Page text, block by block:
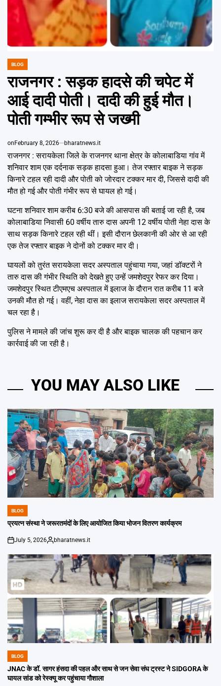
POSTED
BLOG
राजनगर : सड़क हादसे की चपेट में
आई दादी पोती। दादी की हुई मौत।
पोती गम्भीर रूप से जख्मी
on February 8, 2026 bharatnews.it
राजनगर : सरायकेला जिले के राजनगर थाना क्षेत्र के कोलाबाडिया गांव में
शनिवार शाम एक दर्दनाक सड़क हादसा हुआ। तेज रफ्तार बाइक ने सड़क
किनारे टहल रही दादी और पोती को जोरदार टक्कर मार दी, जिससे दादी की
मौत हो गई और पोती गंभीर रूप से घायल हो गई।
घटना शनिवार शाम करीब 6:30 बजे की आसपास की बताई जा रही है, जब
कोलाबाडिया निवासी 60 वर्षीय तारु दास अपनी 12 वर्षीय पोती नेहा दास के
साथ सड़क किनारे टहल रही थीं। इसी दौरान छेलकानी की ओर से आ रही
एक तेज रफ्तार बाइक ने दोनों को टक्कर मार दी।
घायलों को तुरंत सरायकेला सदर अस्पताल पहुंचाया गया, जहां डॉक्टरों ने
तारु दास की गंभीर स्थिति को देखते हुए उन्हें जमशेदपुर रेफर कर दिया।
जमशेदपुर स्थित टीएमएच अस्पताल में इलाज के दौरान रात करीब 11 बजे
उनकी मौत हो गई। वहीं, नेहा दास का इलाज सरायकेला सदर अस्पताल में
चल रहा है।
पुलिस ने मामले की जांच शुरू कर दी है और बाइक चालक की पहचान कर
कार्रवाई की जा रही है।
YOU MAY ALSO LIKE
POSTED
IN
BLOG
प्रयत्न संस्था ने जरूरतमंदों के लिए आयोजित किया भोजन वितरण कार्यक्रम
on
July 5, 2026
Posted
bharatnews.it
POSTED
IN
BLOG
JNAC के डॉ. सागर हंसदा की पहल और साथ से जन सेवा संघ ट्रस्ट ने SIDGORA के
घायल सांड को रेस्क्यू कर पहुंचाया गौशाला